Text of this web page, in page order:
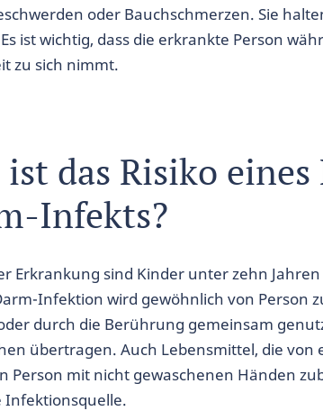
oder Bauchschmerzen. Sie
ist wichtig, dass die erkrankte Person
zu sich nimmt.
ist das Risiko
Infekts?
Erkrankung sind Kinder unter zehn
Infektion wird gewöhnlich von Person
durch die Berührung gemeinsam
übertragen. Auch Lebensmittel, die von
Person mit nicht gewaschenen Händen
Infektionsquelle.